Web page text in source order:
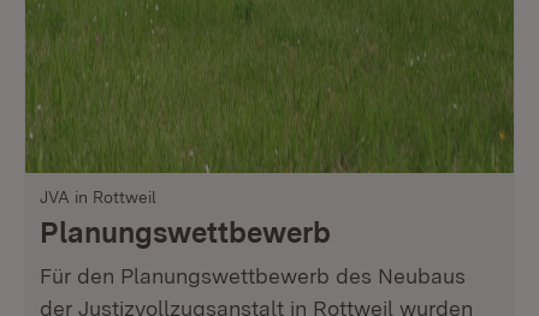
JVA in Rottweil
Planungswettbewerb
Für den Planungswettbewerb des Neubaus
der Justizvollzugsanstalt in Rottweil wurden